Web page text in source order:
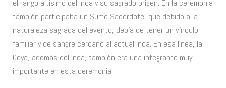
el rango altísimo del inca y su sagrado origen. En la ceremonia
también participaba un Sumo Sacerdote, que debido a la
naturaleza sagrada del evento, debía de tener un vínculo
familiar y de sangre cercano al actual inca. En esa línea, la
Coya, además del Inca, también era una integrante muy
importante en esta ceremonia.